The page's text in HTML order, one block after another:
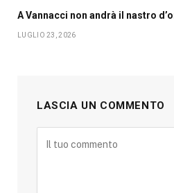
A Vannacci non andrà il nastro
LUGLIO 23, 2026
LASCIA UN COMMENTO